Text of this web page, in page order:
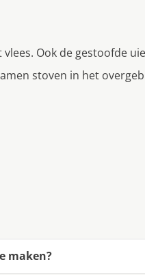
Ook de gestoofde
stoven in het
maken?